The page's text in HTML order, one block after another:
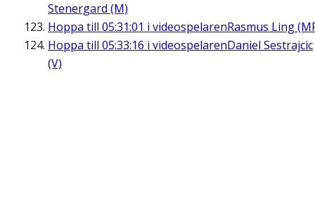
Stenergard (M)
Hoppa till 05:31:01 i videospelarenRasmus Ling
Hoppa till 05:33:16 i videospelarenDaniel Sestrajcic
(V)